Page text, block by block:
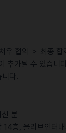
우 협의 ＞ 최종 합
추가될 수 있습니
다.
분
층, 올리브인터